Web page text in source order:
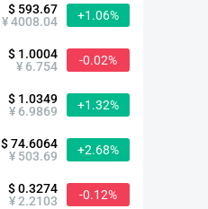
$ 593.67
¥ 4008.04
+1.06%
$ 1.0004
¥ 6.754
-0.02%
$ 1.0349
¥ 6.9869
+1.32%
$ 74.6064
¥ 503.69
+2.68%
$ 0.3274
¥ 2.2103
-0.12%